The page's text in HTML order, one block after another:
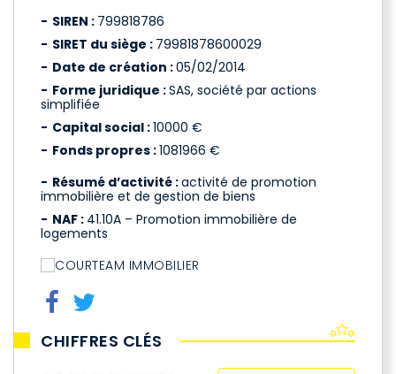
SIREN : 799818786
SIRET du siège : 79981878600029
Date de création :05/02/2014
Forme juridique :SAS, société par actions
simplifiée
Capital social :10000 €
Fonds propres :1081966 €
Résumé d’activité :activité de promotion
immobilière et de gestion de biens
NAF : 41.10A – Promotion immobilière de
logements
CHIFFRES CLÉS